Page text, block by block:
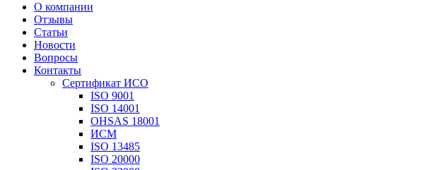
О компании
Отзывы
Статьи
Новости
Вопросы
Контакты
Сертификат ИСО
ISO 9001
ISO 14001
OHSAS 18001
ИСМ
ISO 13485
ISO 20000